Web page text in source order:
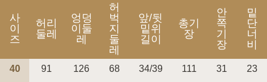
사
이
즈
허리
둘레
엉덩
이둘
레
허
벅
지
둘
레
앞/뒷
밑위
길이
총기
장
안
쪽
기
장
밑
단
너
비
40 91 126 68 34/39 111 31
23